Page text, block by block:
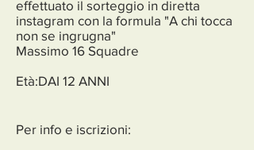
effettuato il sorteggio in diretta
instagram con la formula "A chi tocca
non se ingrugna"
Massimo 16 Squadre
Età:DAI 12 ANNI
Per info e iscrizioni: